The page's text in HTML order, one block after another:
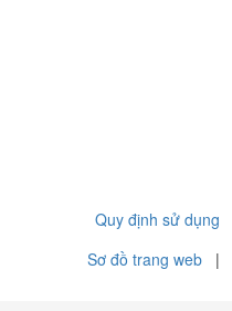
Quy định sử dụng
Sơ đồ trang web
|